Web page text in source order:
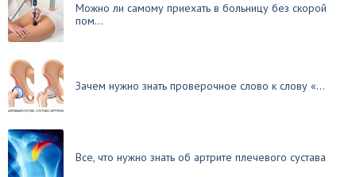
Можно ли самому приехать в больницу без скорой
пом...
Зачем нужно знать проверочное слово к слову «...
Все, что нужно знать об артрите плечевого сустава